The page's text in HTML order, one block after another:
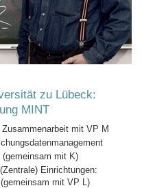
zu Lübeck:
MINT
mit VP M
mit K)
Einrichtungen:
mit VP L)